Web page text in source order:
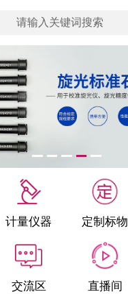
请输入关键词搜索
计量仪器 定制标物
交流区 直播间
签到
测/质控品